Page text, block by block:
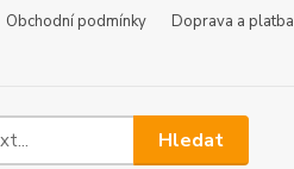
Obchodní podmínky Doprava a platba
Hledat